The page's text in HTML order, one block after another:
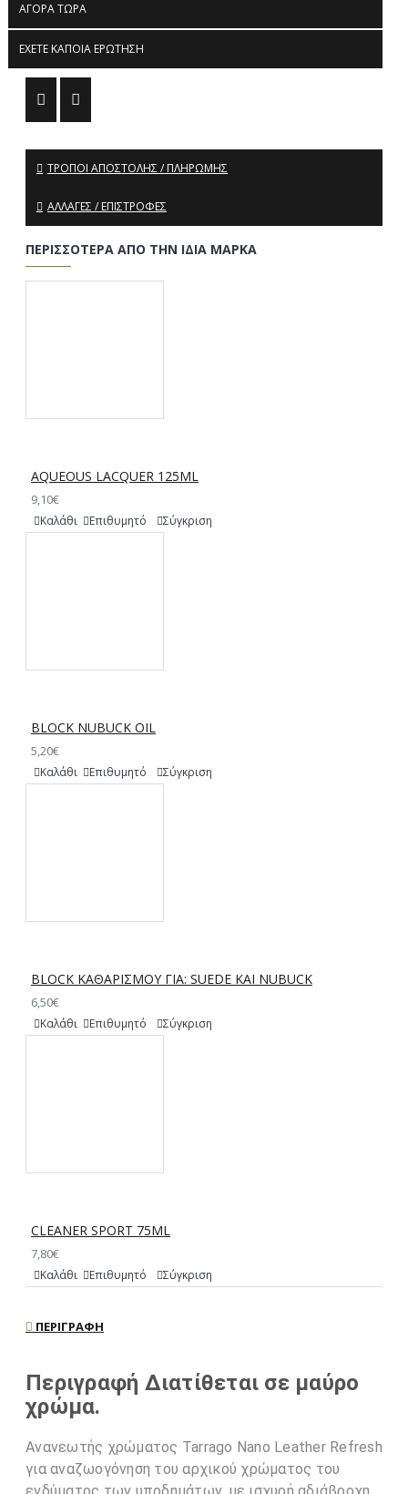
ΑΓΟΡΆ ΤΏΡΑ
ΈΧΕΤΕ ΚΆΠΟΙΑ ΕΡΏΤΗΣΗ
ΤΡΌΠΟΙ ΑΠΟΣΤΟΛΉΣ / ΠΛΗΡΩΜΉΣ
ΑΛΛΑΓΈΣ / ΕΠΙΣΤΡΟΦΈΣ
ΠΕΡΙΣΣΌΤΕΡΑ ΑΠΌ ΤΗΝ ΊΔΙΑ ΜΆΡΚΑ
AQUEOUS LACQUER 125ML
9,10€
Καλάθι Επιθυμητό Σύγκριση
BLOCK NUBUCK OIL
5,20€
Καλάθι Επιθυμητό Σύγκριση
BLOCK ΚΑΘΑΡΙΣΜΟΥ ΓΙΑ: SUEDE ΚΑΙ NUBUCK
6,50€
Καλάθι Επιθυμητό Σύγκριση
CLEANER SPORT 75ML
7,80€
Καλάθι Επιθυμητό Σύγκριση
ΠΕΡΙΓΡΑΦΉ
Περιγραφή Διατίθεται σε μαύρο
χρώμα.
Ανανεωτής χρώματος Tarrago Nano Leather Refresh
για αναζωογόνηση του αρχικού χρώματος του
ενδύματος των υποδημάτων, με ισχυρή αδιάβροχη